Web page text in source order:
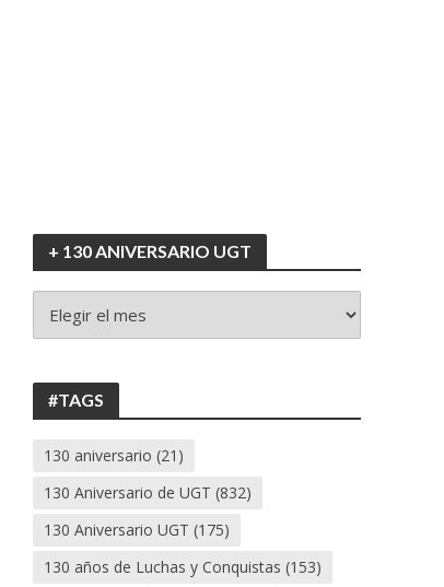
+ 130 ANIVERSARIO UGT
130
#TAGS
130 aniversario (21)
130 Aniversario de UGT (832)
130 Aniversario UGT (175)
130 años de Luchas y Conquistas (153)